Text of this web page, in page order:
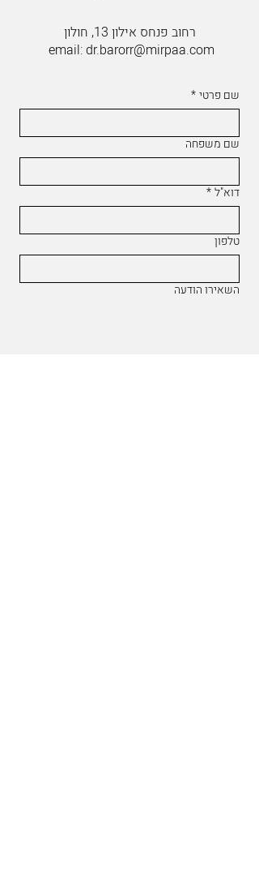
רחוב פנחס אילון 13, חולון
email:dr.barorr@mirpaa.com
שם פרטי*
שם משפחה
דוא"ל*
טלפון
השאירו הודעה